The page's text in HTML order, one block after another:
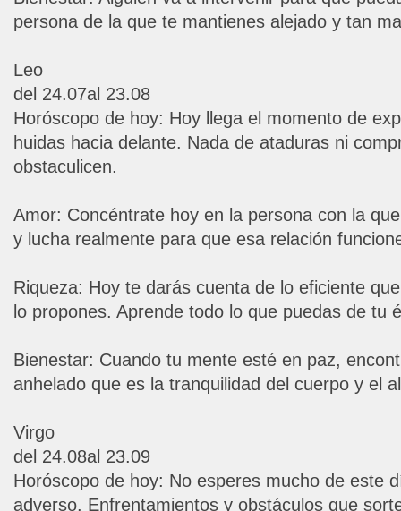
persona de la que te mantienes alejado y tan
Leo
del 24.07al 23.08
Horóscopo de hoy: Hoy llega el momento de
huidas hacia delante. Nada de ataduras ni
obstaculicen.
Amor: Concéntrate hoy en la persona con la
y lucha realmente para que esa relación
Riqueza: Hoy te darás cuenta de lo eficiente
lo propones. Aprende todo lo que puedas de tu
Bienestar: Cuando tu mente esté en paz,
anhelado que es la tranquilidad del cuerpo y el
Virgo
del 24.08al 23.09
Horóscopo de hoy: No esperes mucho de este
adverso. Enfrentamientos y obstáculos que